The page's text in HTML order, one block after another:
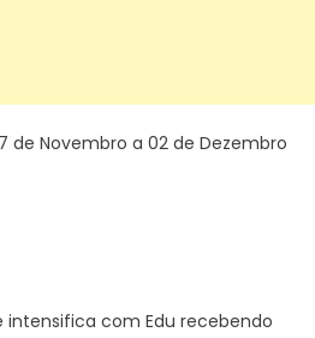
de Novembro a 02 de Dezembro
com Edu recebendo